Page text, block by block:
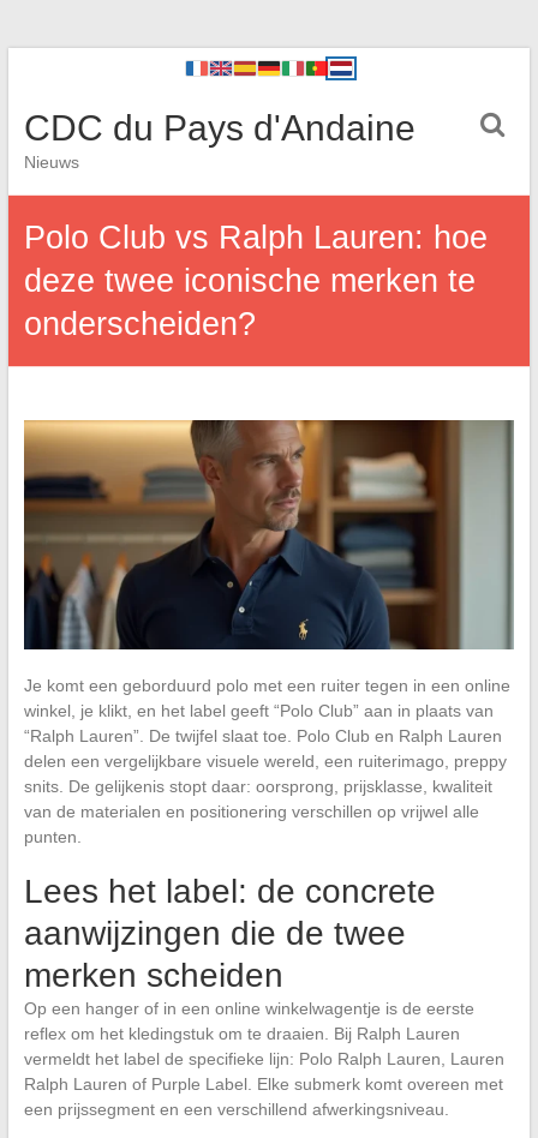
CDC du Pays d'Andaine
Nieuws
Polo Club vs Ralph Lauren: hoe
deze twee iconische merken te
onderscheiden?
Je komt een geborduurd polo met een ruiter tegen in een online
winkel, je klikt, en het label geeft “Polo Club” aan in plaats van
“Ralph Lauren”. De twijfel slaat toe. Polo Club en Ralph Lauren
delen een vergelijkbare visuele wereld, een ruiterimago, preppy
snits. De gelijkenis stopt daar: oorsprong, prijsklasse, kwaliteit
van de materialen en positionering verschillen op vrijwel alle
punten.
Lees het label: de concrete
aanwijzingen die de twee
merken scheiden
Op een hanger of in een online winkelwagentje is de eerste
reflex om het kledingstuk om te draaien. Bij Ralph Lauren
vermeldt het label de specifieke lijn: Polo Ralph Lauren, Lauren
Ralph Lauren of Purple Label. Elke submerk komt overeen met
een prijssegment en een verschillend afwerkingsniveau.